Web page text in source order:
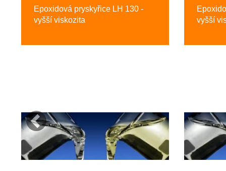
Epoxidová pryskyřice LH 130 -
vyšší viskozita
vyšší